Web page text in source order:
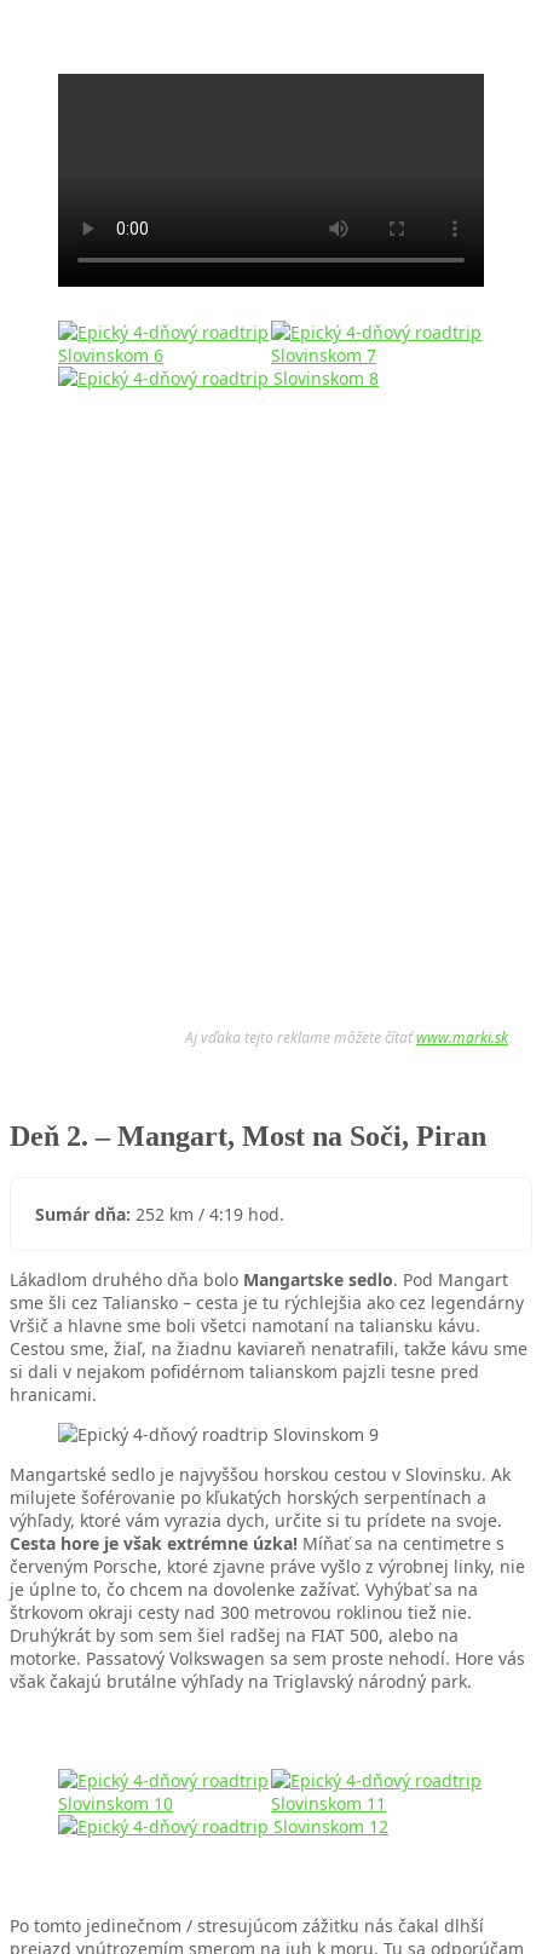
Aj vďaka tejto reklame môžete čítaťwww.marki.sk
Deň 2. – Mangart, Most na Soči, Piran
Sumár dňa: 252 km / 4:19 hod.
Lákadlom druhého dňa bolo Mangartske sedlo. Pod Mangart
sme šli cez Taliansko – cesta je tu rýchlejšia ako cez legendárny
Vršič a hlavne sme boli všetci namotaní na taliansku kávu.
Cestou sme, žiaľ, na žiadnu kaviareň nenatrafili, takže kávu sme
si dali v nejakom pofidérnom talianskom pajzli tesne pred
hranicami.
Mangartské sedlo je najvyššou horskou cestou v Slovinsku. Ak
milujete šoférovanie po kľukatých horských serpentínach a
výhľady, ktoré vám vyrazia dych, určite si tu prídete na svoje.
Cesta hore je však extrémne úzka! Míňať sa na centimetre s
červeným Porsche, ktoré zjavne práve vyšlo z výrobnej linky, nie
je úplne to, čo chcem na dovolenke zažívať. Vyhýbať sa na
štrkovom okraji cesty nad 300 metrovou roklinou tiež nie.
Druhýkrát by som sem šiel radšej na FIAT 500, alebo na
motorke. Passatový Volkswagen sa sem proste nehodí. Hore vás
však čakajú brutálne výhľady na Triglavský národný park.
Po tomto jedinečnom / stresujúcom zážitku nás čakal dlhší
prejazd vnútrozemím smerom na juh k moru. Tu sa odporúčam